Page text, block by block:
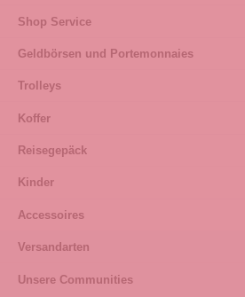
Shop Service
Geldbörsen und Portemonnaies
Trolleys
Koffer
Reisegepäck
Kinder
Accessoires
Versandarten
Unsere Communities